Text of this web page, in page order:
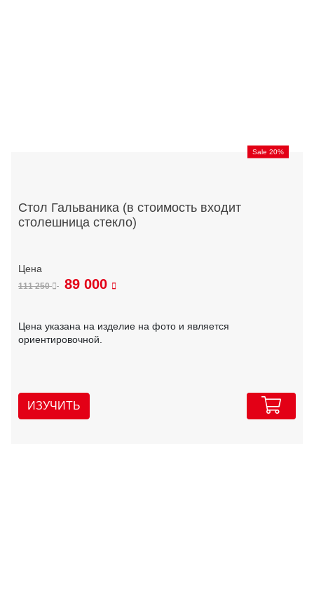
Sale 20%
Стол Гальваника (в стоимость входит
столешница стекло)
111 250 89 000
Цена указана на изделие на фото и является
ориентировочной.
ИЗУЧИТЬ